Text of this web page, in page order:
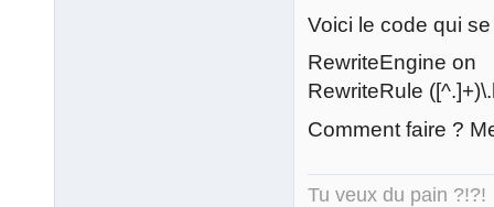
Voici le code qui
RewriteEngine on
RewriteRule
Comment faire ?
Tu veux du pain ?!?!